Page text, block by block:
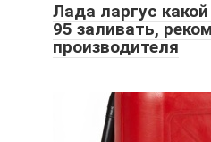
Лада ларгус
95 заливать,
производителя